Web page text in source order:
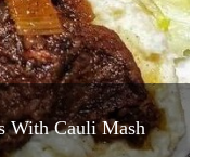
With Cauli Mash